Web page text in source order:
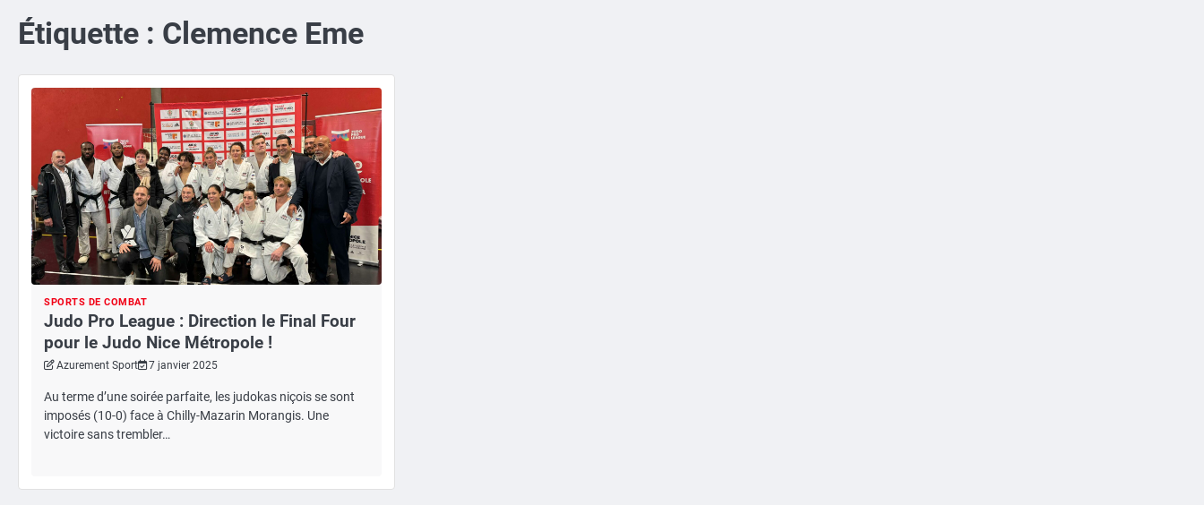
Étiquette : Clemence Eme
SPORTS DE COMBAT
Judo Pro League : Direction le Final Four
pour le Judo Nice Métropole !
Azurement Sport 7 janvier 2025
Au terme d’une soirée parfaite, les judokas niçois se sont
imposés (10-0) face à Chilly-Mazarin Morangis. Une
victoire sans trembler…